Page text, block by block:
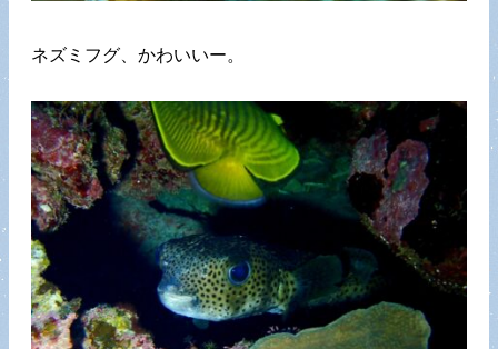
ネズミフグ、かわいいー。